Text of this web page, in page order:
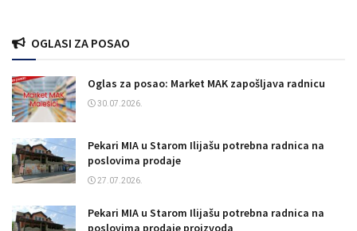
OGLASI ZA POSAO
Oglas za posao: Market MAK zapošljava radnicu
30.07.2026.
Pekari MIA u Starom Ilijašu potrebna radnica na
poslovima prodaje
27.07.2026.
Pekari MIA u Starom Ilijašu potrebna radnica na
poslovima prodaje proizvoda